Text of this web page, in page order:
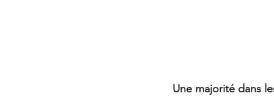
Une majorité dans